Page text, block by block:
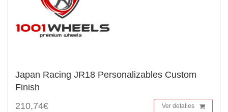
Japan Racing JR18 Personalizables Custom
Finish
210,74€
Ver detalles